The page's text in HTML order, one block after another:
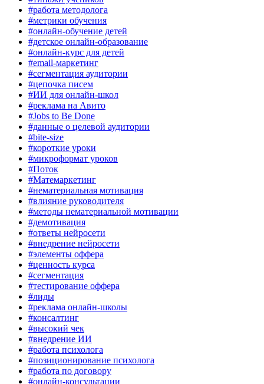
#работа методолога
#метрики обучения
#онлайн-обучение детей
#детское онлайн-образование
#онлайн-курс для детей
#email-маркетинг
#сегментация аудитории
#цепочка писем
#ИИ для онлайн-школ
#реклама на Авито
#Jobs to Be Done
#данные о целевой аудитории
#bite-size
#короткие уроки
#микроформат уроков
#Поток
#Матемаркетинг
#нематериальная мотивация
#влияние руководителя
#методы нематериальной мотивации
#демотивация
#ответы нейросети
#внедрение нейросети
#элементы оффера
#ценность курса
#сегментация
#тестирование оффера
#лиды
#реклама онлайн-школы
#консалтинг
#высокий чек
#внедрение ИИ
#работа психолога
#позиционирование психолога
#работа по договору
#онлайн-консультации